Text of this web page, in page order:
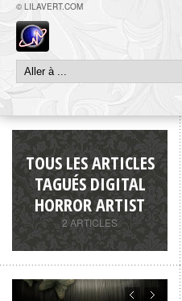
© LILAVERT.COM
TOUS LES ARTICLES
TAGUÉS DIGITAL
HORROR ARTIST
2 ARTICLES